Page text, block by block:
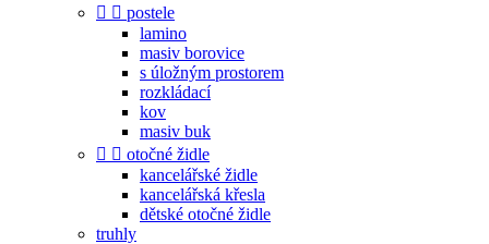
  postele
lamino
masiv borovice
s úložným prostorem
rozkládací
kov
masiv buk
  otočné židle
kancelářské židle
kancelářská křesla
dětské otočné židle
truhly